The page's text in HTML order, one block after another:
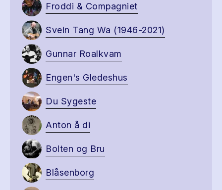
Froddi & Compagniet
Svein Tang Wa (1946-2021)
Gunnar Roalkvam
Engen's Gledeshus
Du Sygeste
Anton å di
Bolten og Bru
Blåsenborg